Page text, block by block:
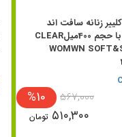
زنانه سافت اند
شاینی با حجم 400میلCLEAR
WOMWN
%10 ۵۶۷,۰۰۰
۵۱۰,۳۰۰ تومان